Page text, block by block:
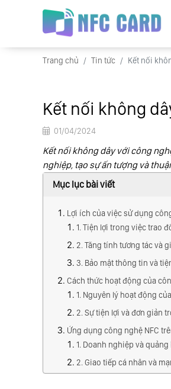
Trang chủ Tin tức Kết nối
Kết nối không
01/04/2024
Kết nối không dây với công
nghiệp, tạo sự ấn tượng và
Mục lục bài viết
Lợi ích của việc sử dụng
1. Tiện lợi trong việc trao
2. Tăng tính tương tác và
3. Bảo mật thông tin và
Cách thức hoạt động của
1. Nguyên lý hoạt động
2. Sự tiện lợi và đơn giản
Ứng dụng công nghệ NFC
1. Doanh nghiệp và
2. Giao tiếp cá nhân và